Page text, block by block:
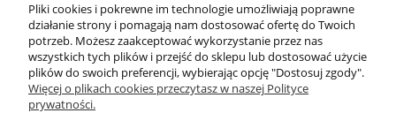
Warunki zakupów
Pliki cookies i pokrewne im technologie umożliwiają poprawne
działanie strony i pomagają nam dostosować ofertę do Twoich
potrzeb. Możesz zaakceptować wykorzystanie przez nas
wszystkich tych plików i przejść do sklepu lub dostosować użycie
plików do swoich preferencji, wybierając opcję "Dostosuj zgody".
Więcej o plikach cookies przeczytasz w naszej Polityce
prywatności.